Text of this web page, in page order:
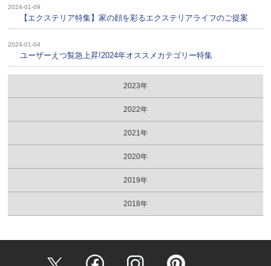
2024-01-09
【エクステリア特集】家の顔を彩るエクステリアライフのご提案
2024-01-04
ユーザーえつ覧急上昇!2024年オススメカテゴリー特集
2023年
2022年
2021年
2020年
2019年
2018年